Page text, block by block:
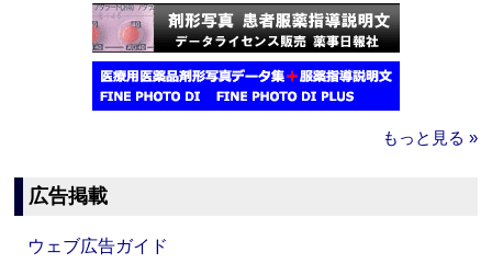
もっと見る »
広告掲載
ウェブ広告ガイド